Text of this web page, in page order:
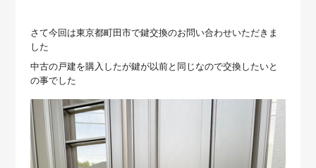
さて今回は東京都町田市で鍵交換のお問い合わせいただきま
した
中古の戸建を購入したが鍵が以前と同じなので交換したいと
の事でした